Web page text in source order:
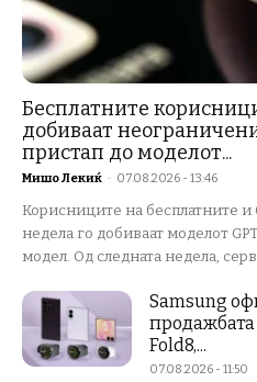
Бесплатните
добиваат
пристап до моделот...
Мишо Лекиќ - 07.08.2026 - 13:46
Корисниците на бесплатните и
недела го добиваат моделот
модел. Од следната недела,
Samsung
продажбата
Fold8,...
07.08.2026 - 11:50